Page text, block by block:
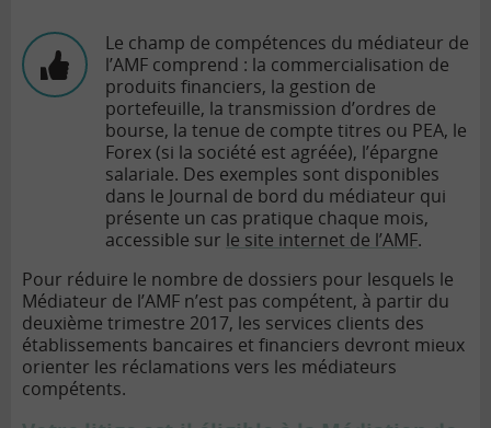
Le champ de compétences du médiateur de
l’AMF comprend : la commercialisation de
produits financiers, la gestion de
portefeuille, la transmission d’ordres de
bourse, la tenue de compte titres ou PEA, le
Forex (si la société est agréée), l’épargne
salariale. Des exemples sont disponibles
dans le Journal de bord du médiateur qui
présente un cas pratique chaque mois,
accessible sur le site internet de l’AMF.
Pour réduire le nombre de dossiers pour lesquels le
Médiateur de l’AMF n’est pas compétent, à partir du
deuxième trimestre 2017, les services clients des
établissements bancaires et financiers devront mieux
orienter les réclamations vers les médiateurs
compétents.